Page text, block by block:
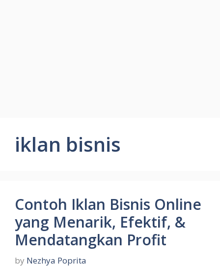
iklan bisnis
Contoh Iklan Bisnis Online
yang Menarik, Efektif, &
Mendatangkan Profit
by Nezhya Poprita